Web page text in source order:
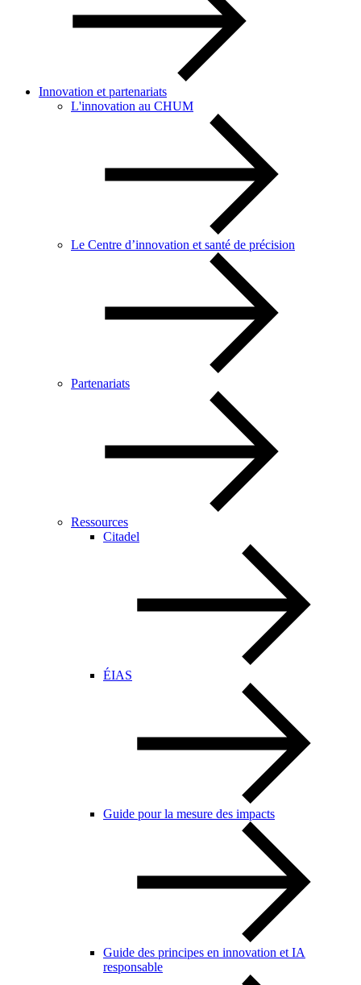
Innovation et partenariats
L'innovation au CHUM
Le Centre d’innovation et santé de précision
Partenariats
Ressources
Citadel
ÉIAS
Guide pour la mesure des impacts
Guide des principes en innovation et IA
responsable